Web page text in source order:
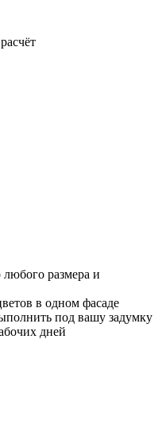
размера и
в одном фасаде
под вашу задумку
дней